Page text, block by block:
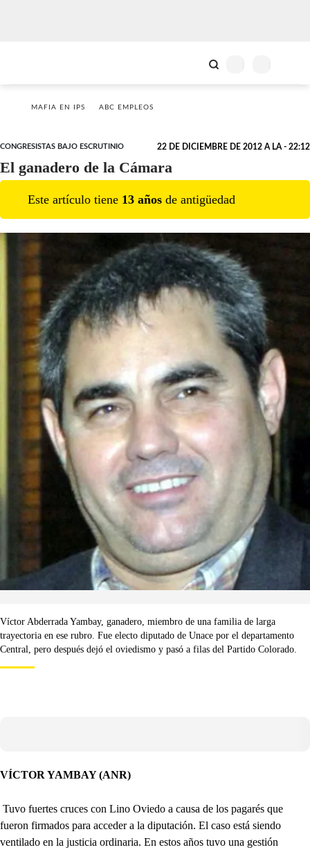
MAFIA EN IPS ABC EMPLEOS
CONGRESISTAS BAJO ESCRUTINIO 22 DE DICIEMBRE DE 2012 A LA - 22:12
El ganadero de la Cámara
Este artículo tiene 13 años de antigüedad
Víctor Abderrada Yambay, ganadero, miembro de una familia de larga
trayectoria en ese rubro. Fue electo diputado de Unace por el departamento
Central, pero después dejó el oviedismo y pasó a filas del Partido Colorado.
VÍCTOR YAMBAY (ANR)
Tuvo fuertes cruces con Lino Oviedo a causa de los pagarés que
fueron firmados para acceder a la diputación. El caso está siendo
ventilado en la justicia ordinaria. En estos años tuvo una gestión